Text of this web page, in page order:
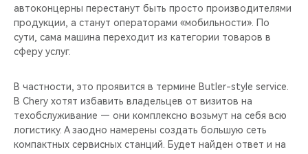
автоконцерны перестанут быть просто производителями
продукции, а станут операторами «мобильности». По
сути, сама машина переходит из категории товаров в
сферу услуг.
В частности, это проявится в термине Butler-style service.
В Chery хотят избавить владельцев от визитов на
техобслуживание — они комплексно возьмут на себя всю
логистику. А заодно намерены создать большую сеть
компактных сервисных станций. Будет найден ответ и на